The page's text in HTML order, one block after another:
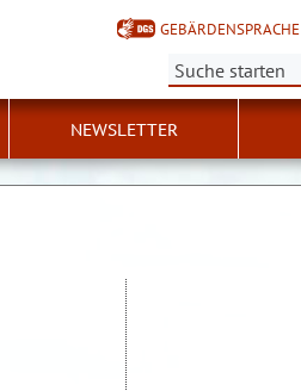
GEBÄRDENSPRACHE
Suche:
NEWSLETTER